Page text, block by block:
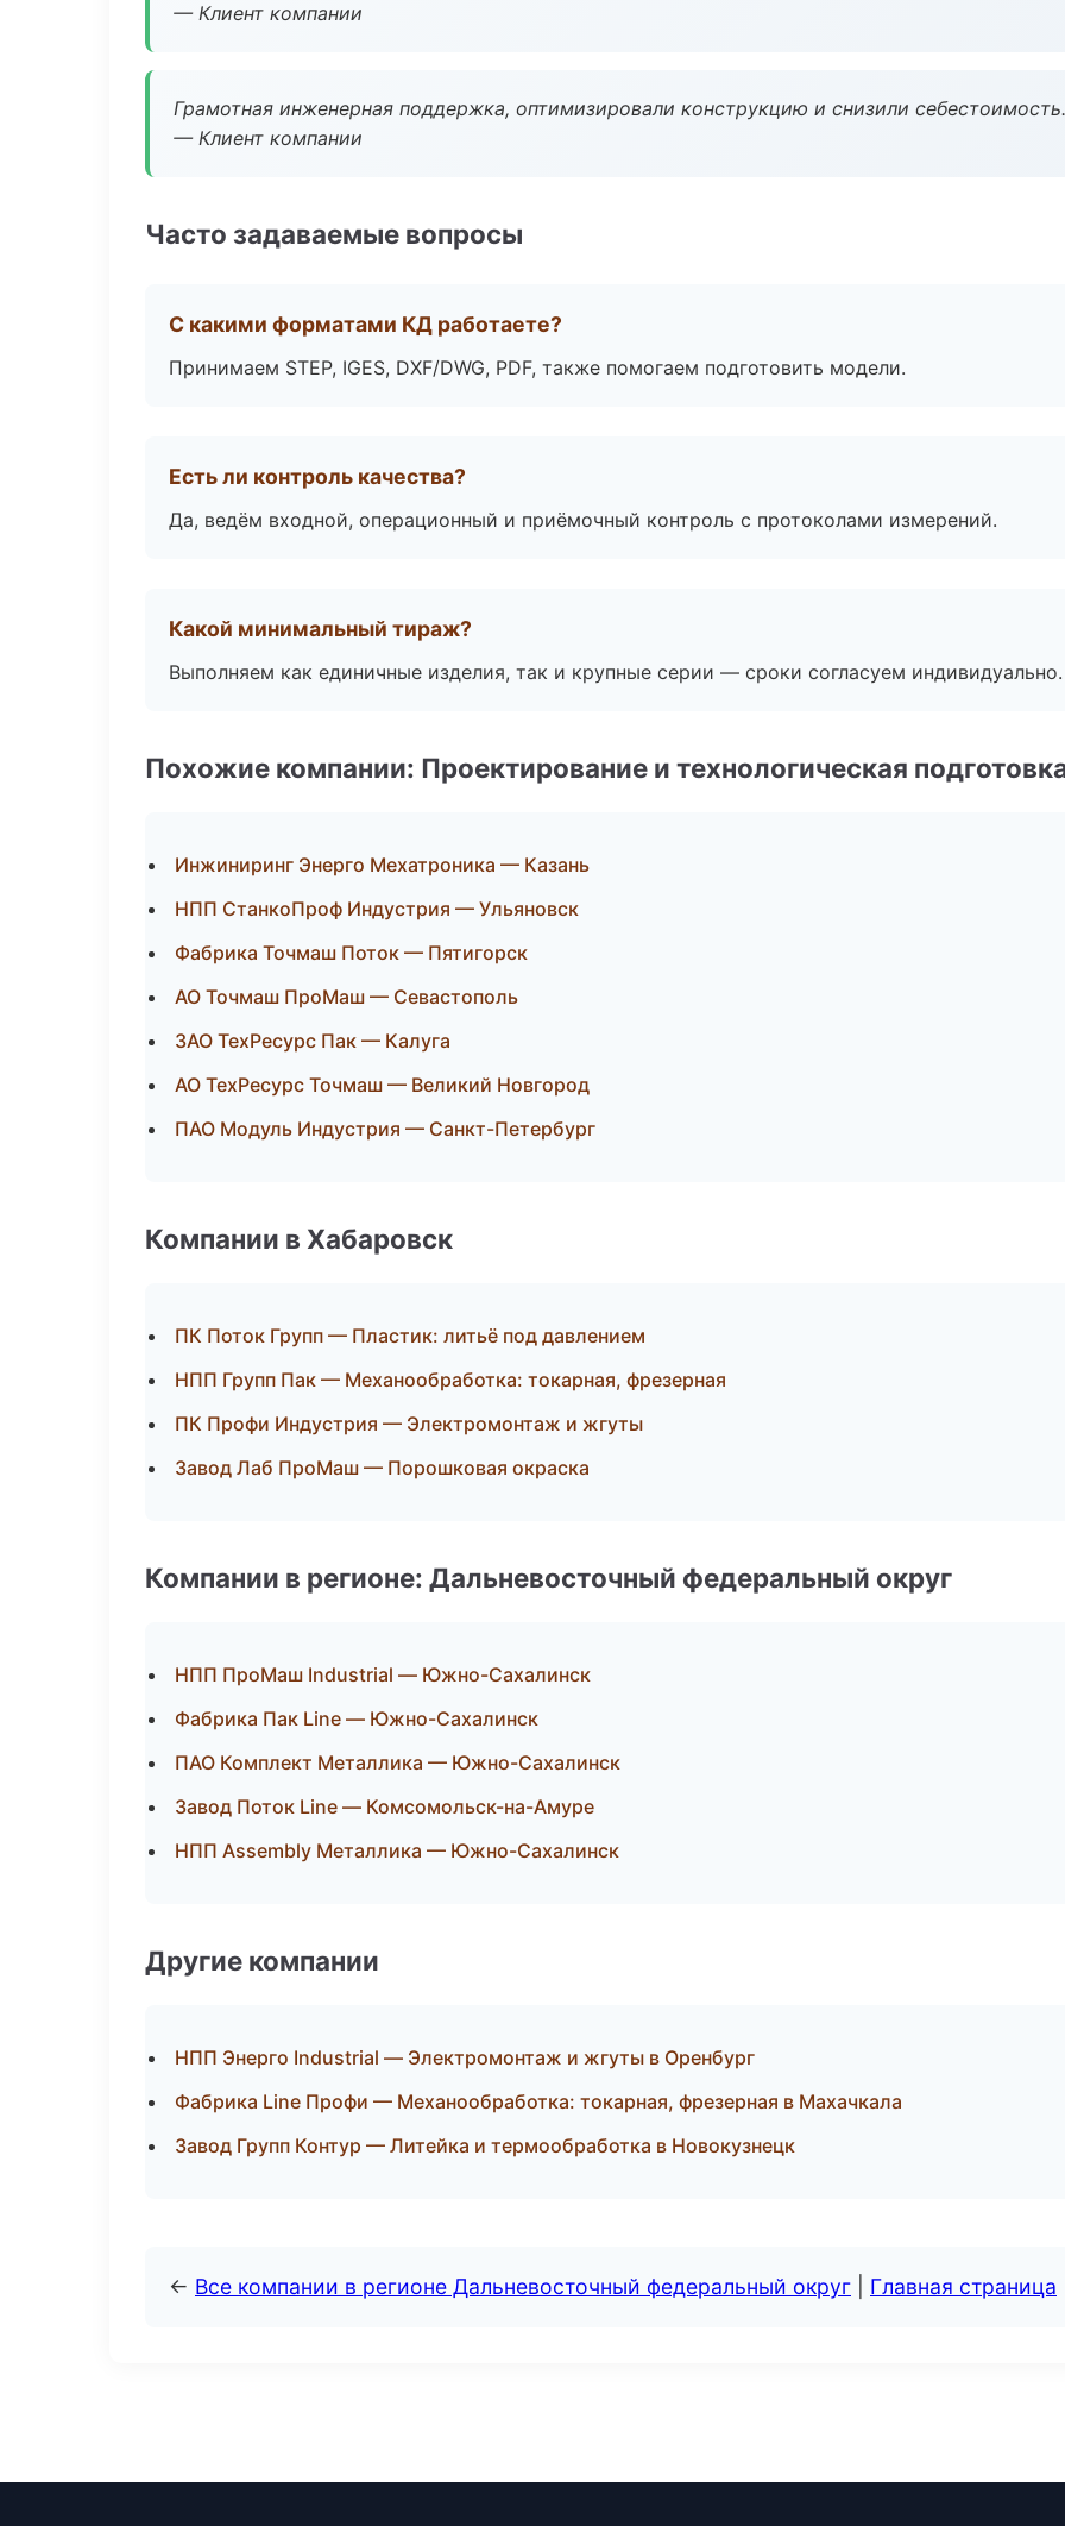
— Клиент компании
Грамотная инженерная поддержка, оптимизировали конструкцию и снизили себестоимость.
— Клиент компании
Часто задаваемые вопросы
С какими форматами КД работаете?
Принимаем STEP, IGES, DXF/DWG, PDF, также помогаем подготовить модели.
Есть ли контроль качества?
Да, ведём входной, операционный и приёмочный контроль с протоколами измерений.
Какой минимальный тираж?
Выполняем как единичные изделия, так и крупные серии — сроки согласуем индивидуально.
Похожие компании: Проектирование и технологическая
Инжиниринг Энерго Мехатроника — Казань
НПП СтанкоПроф Индустрия — Ульяновск
Фабрика Точмаш Поток — Пятигорск
АО Точмаш ПроМаш — Севастополь
ЗАО ТехРесурс Пак — Калуга
АО ТехРесурс Точмаш — Великий Новгород
ПАО Модуль Индустрия — Санкт-Петербург
Компании в Хабаровск
ПК Поток Групп — Пластик: литьё под давлением
НПП Групп Пак — Механообработка: токарная, фрезерная
ПК Профи Индустрия — Электромонтаж и жгуты
Завод Лаб ПроМаш — Порошковая окраска
Компании в регионе: Дальневосточный федеральный округ
НПП ПроМаш Industrial — Южно-Сахалинск
Фабрика Пак Line — Южно-Сахалинск
ПАО Комплект Металлика — Южно-Сахалинск
Завод Поток Line — Комсомольск-на-Амуре
НПП Assembly Металлика — Южно-Сахалинск
Другие компании
НПП Энерго Industrial — Электромонтаж и жгуты в Оренбург
Фабрика Line Профи — Механообработка: токарная, фрезерная в Махачкала
Завод Групп Контур — Литейка и термообработка в Новокузнецк
← Все компании в регионе Дальневосточный федеральный округ Главная страница